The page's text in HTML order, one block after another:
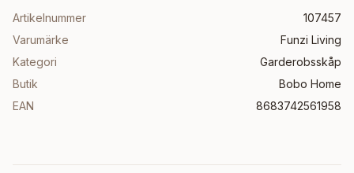
Artikelnummer
107457
Varumärke
Funzi Living
Kategori
Garderobsskåp
Butik
Bobo Home
EAN
8683742561958